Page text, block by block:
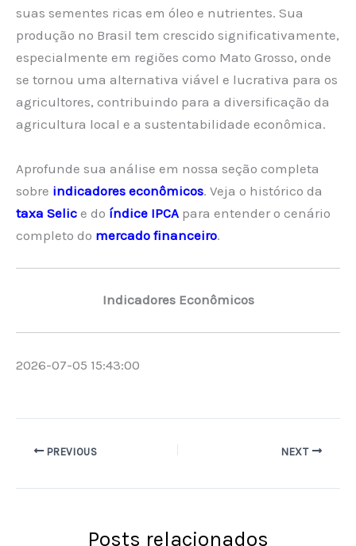
suas sementes ricas em óleo e nutrientes. Sua
produção no Brasil tem crescido significativamente,
especialmente em regiões como Mato Grosso, onde
se tornou uma alternativa viável e lucrativa para os
agricultores, contribuindo para a diversificação da
agricultura local e a sustentabilidade econômica.
Aprofunde sua análise em nossa seção completa
sobre indicadores econômicos. Veja o histórico da
taxa Selic e do índice IPCA para entender o cenário
completo do mercado financeiro.
Indicadores Econômicos
2026-07-05 15:43:00
PREVIOUS NEXT
Posts relacionados